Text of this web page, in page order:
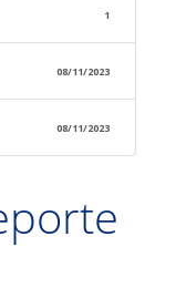
1
08/11/2023
08/11/2023